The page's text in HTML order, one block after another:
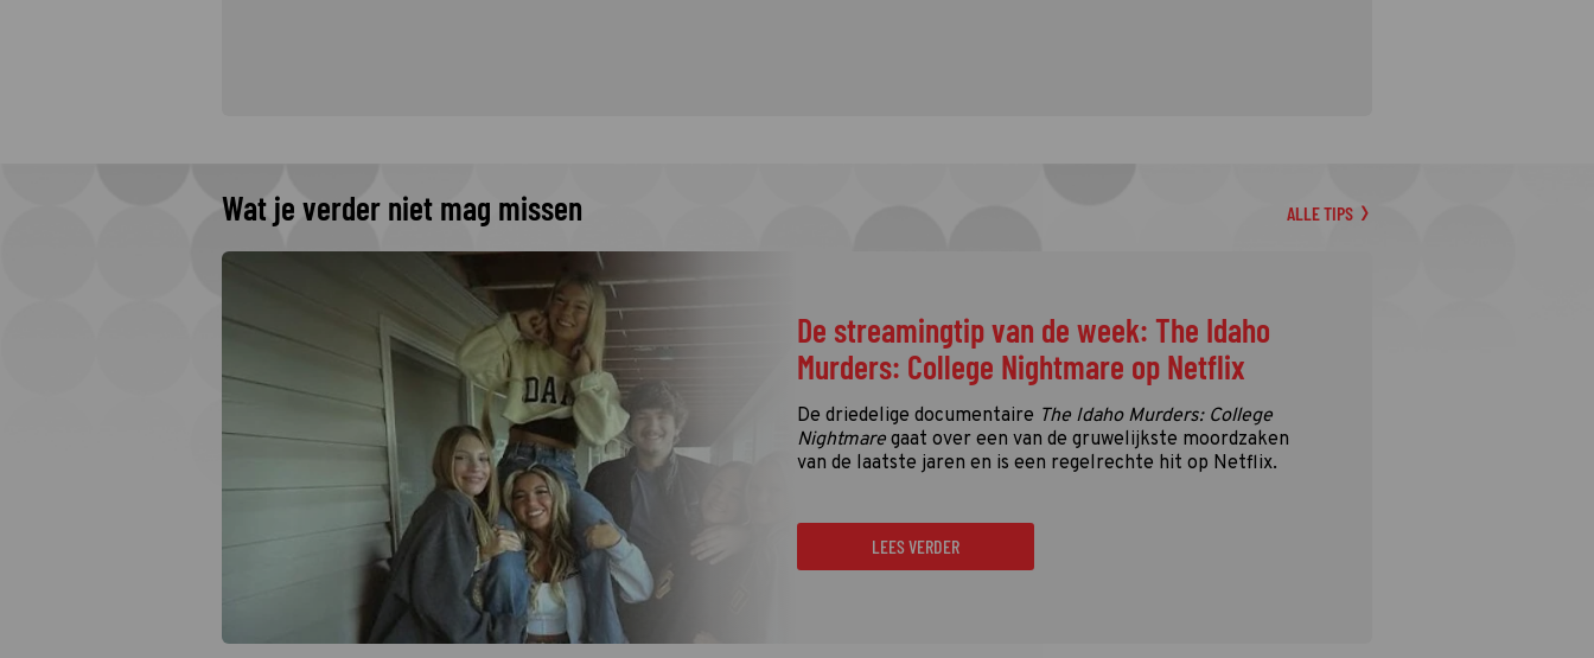
Wat je verder niet mag missen ALLE TIPS
De streamingtip van de week: The Idaho
Murders: College Nightmare op Netflix
De driedelige documentaire The Idaho Murders: College
Nightmare gaat over een van de gruwelijkste moordzaken
van de laatste jaren en is een regelrechte hit op Netflix.
LEES VERDER